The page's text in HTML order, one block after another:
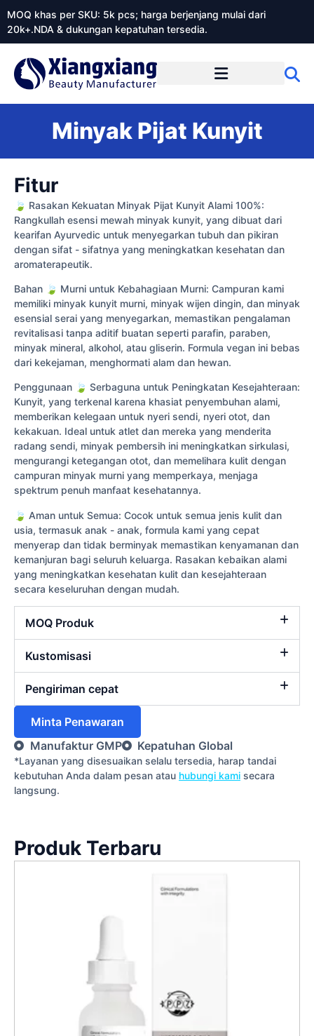
MOQ khas per SKU: 5k pcs; harga berjenjang mulai dari
20k+.NDA & dukungan kepatuhan tersedia.
Minyak Pijat Kunyit
Fitur
🍃 Rasakan Kekuatan Minyak Pijat Kunyit Alami 100%:
Rangkullah esensi mewah minyak kunyit, yang dibuat dari
kearifan Ayurvedic untuk menyegarkan tubuh dan pikiran
dengan sifat - sifatnya yang meningkatkan kesehatan dan
aromaterapeutik.
Bahan 🍃 Murni untuk Kebahagiaan Murni: Campuran kami
memiliki minyak kunyit murni, minyak wijen dingin, dan minyak
esensial serai yang menyegarkan, memastikan pengalaman
revitalisasi tanpa aditif buatan seperti parafin, paraben,
minyak mineral, alkohol, atau gliserin. Formula vegan ini bebas
dari kekejaman, menghormati alam dan hewan.
Penggunaan 🍃 Serbaguna untuk Peningkatan Kesejahteraan:
Kunyit, yang terkenal karena khasiat penyembuhan alami,
memberikan kelegaan untuk nyeri sendi, nyeri otot, dan
kekakuan. Ideal untuk atlet dan mereka yang menderita
radang sendi, minyak pembersih ini meningkatkan sirkulasi,
mengurangi ketegangan otot, dan memelihara kulit dengan
campuran minyak murni yang memperkaya, menjaga
spektrum penuh manfaat kesehatannya.
🍃 Aman untuk Semua: Cocok untuk semua jenis kulit dan
usia, termasuk anak - anak, formula kami yang cepat
menyerap dan tidak berminyak memastikan kenyamanan dan
kemanjuran bagi seluruh keluarga. Rasakan kebaikan alami
yang meningkatkan kesehatan kulit dan kesejahteraan
secara keseluruhan dengan mudah.
MOQ Produk
Kustomisasi
Pengiriman cepat
Minta Penawaran
Manufaktur GMP
Kepatuhan Global
*Layanan yang disesuaikan selalu tersedia, harap tandai
kebutuhan Anda dalam pesan atau hubungi kami secara
langsung.
Produk Terbaru